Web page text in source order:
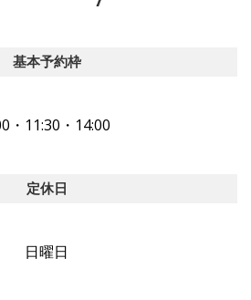
基本予約枠
・11:30・14:00
定休日
日曜日